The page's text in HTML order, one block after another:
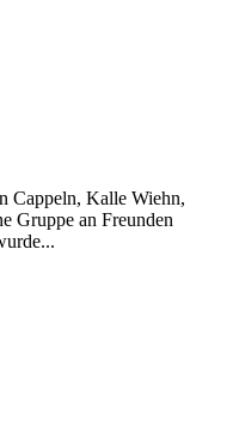
Cappeln, Kalle Wiehn,
Gruppe an Freunden